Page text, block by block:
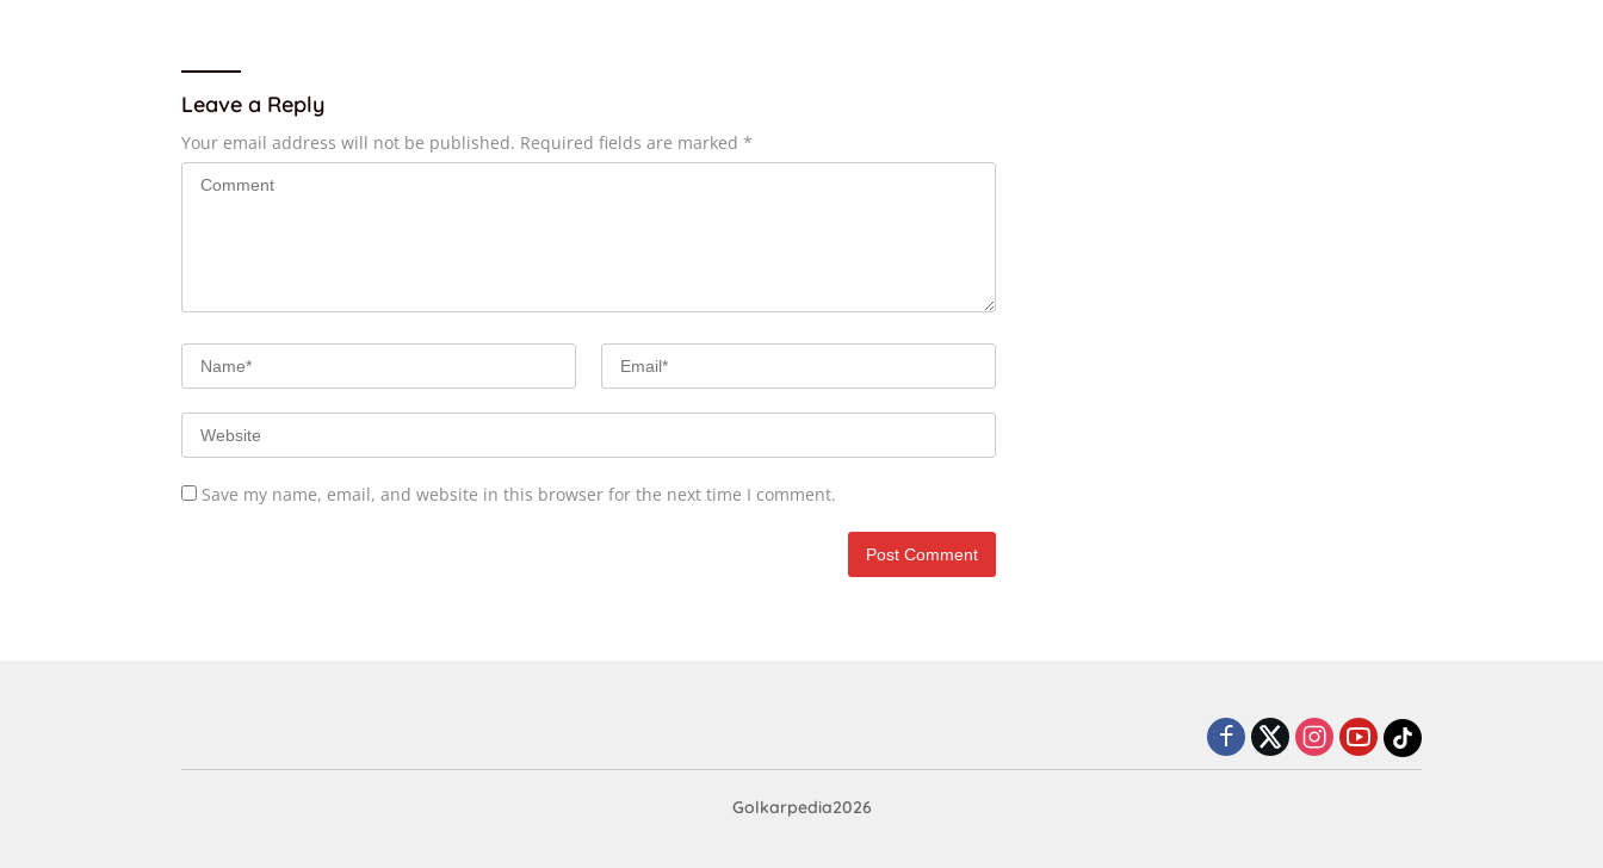
Leave a Reply
Your email address will not be published. Required fields are marked *
Save my name, email, and website in this browser for the next time I comment.
Golkarpedia2026